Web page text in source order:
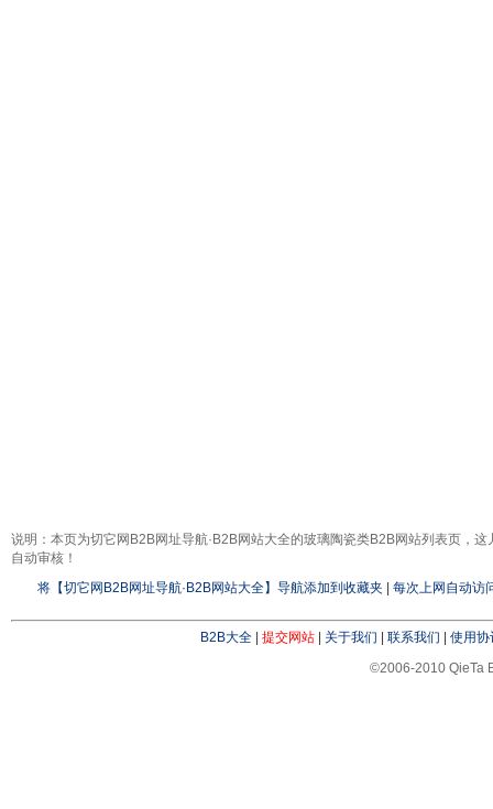
说明：本页为切它网B2B网址导航·B2B网站大全的玻璃陶瓷类B2B网站列表页，
自动审核！
将【切它网B2B网址导航·B2B网站大全】导航添加到收藏夹
每次上网自动访
B2B大全| 提交网站| 关于我们 联系我们
使用协
©2006-2010 QieTa